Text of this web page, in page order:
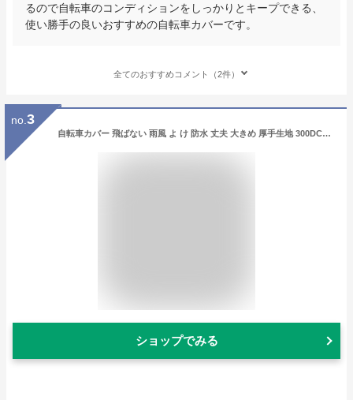
るので自転車のコンディションをしっかりとキープできる、
使い勝手の良いおすすめの自転車カバーです。
全てのおすすめコメント（2件）
no. 3
自転車カバー 飛ばない 雨風 よ け 防水 丈夫 大きめ 厚手生地 300DCC-OKL サイクルカバー Lサイズ 電動アシスト自転車 車体カバー（ヤ）ま
ショップでみる